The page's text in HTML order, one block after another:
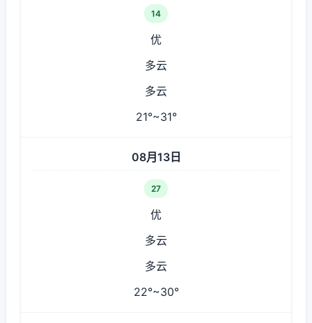
14
优
多云
多云
21°~31°
08月13日
27
优
多云
多云
22°~30°